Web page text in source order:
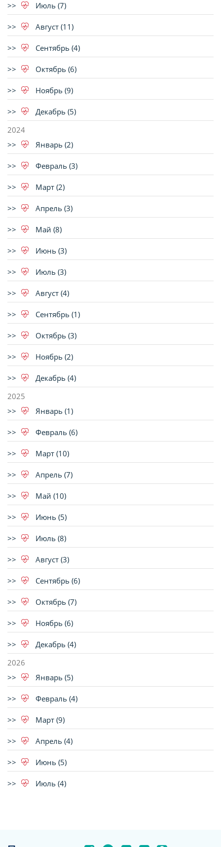
Июль (7)
Август (11)
Сентябрь (4)
Октябрь (6)
Ноябрь (9)
Декабрь (5)
2024
Январь (2)
Февраль (3)
Март (2)
Апрель (3)
Май (8)
Июнь (3)
Июль (3)
Август (4)
Сентябрь (1)
Октябрь (3)
Ноябрь (2)
Декабрь (4)
2025
Январь (1)
Февраль (6)
Март (10)
Апрель (7)
Май (10)
Июнь (5)
Июль (8)
Август (3)
Сентябрь (6)
Октябрь (7)
Ноябрь (6)
Декабрь (4)
2026
Январь (5)
Февраль (4)
Март (9)
Апрель (4)
Июнь (5)
Июль (4)